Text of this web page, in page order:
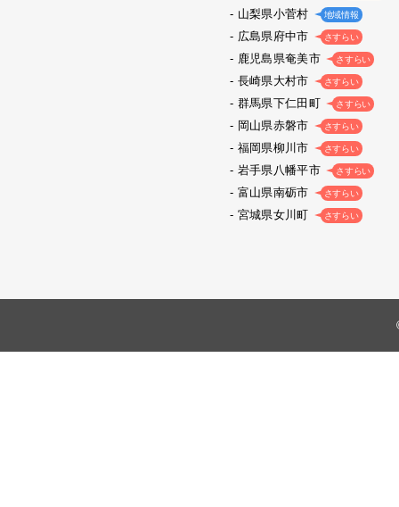
山梨県小菅村 地域情報
広島県府中市 さすらい
鹿児島県奄美市 さすらい
長崎県大村市 さすらい
群馬県下仁田町 さすらい
岡山県赤磐市 さすらい
福岡県柳川市 さすらい
岩手県八幡平市 さすらい
富山県南砺市 さすらい
宮城県女川町 さすらい